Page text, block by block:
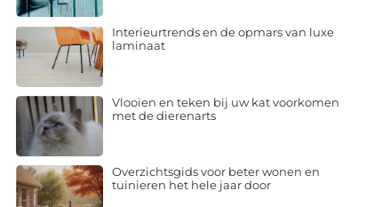
Interieurtrends en de opmars van luxe
laminaat
Vlooien en teken bij uw kat voorkomen
met de dierenarts
Overzichtsgids voor beter wonen en
tuinieren het hele jaar door